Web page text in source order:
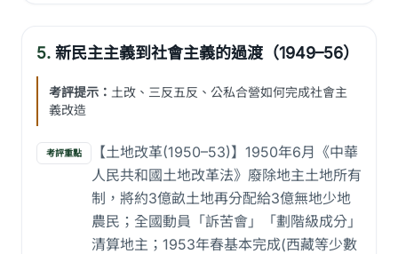
5. 新民主主義到社會主義的過渡（1949–56）
考評提示： 土改、三反五反、公私合營如何完成社會主
義改造
考評重點
【土地改革(1950–53)】1950年6月《中華
人民共和國土地改革法》廢除地主土地所有
制，將約3億畝土地再分配給3億無地少地
農民；全國動員「訴苦會」「劃階級成分」
清算地主；1953年春基本完成(西藏等少數